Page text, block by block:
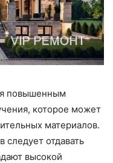
повышенным
которое может
материалов.
отдавать
высокой